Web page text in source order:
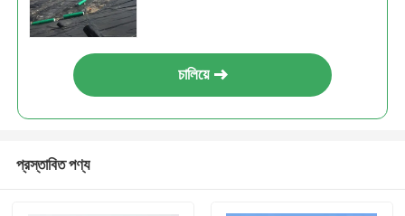
চালিয়ে
প্রস্তাবিত পণ্য